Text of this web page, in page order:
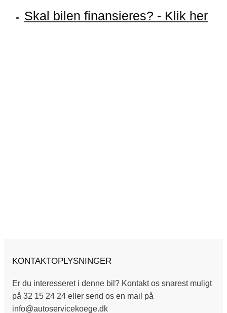
Skal bilen finansieres? - Klik her
KONTAKTOPLYSNINGER
Er du interesseret i denne bil? Kontakt os snarest muligt
på 32 15 24 24 eller send os en mail på
info@autoservicekoege.dk